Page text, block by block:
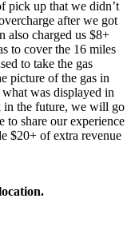
pick up that we didn’t
after we got
also charged us $8+
to cover the 16 miles
to take the gas
picture of the gas in
was displayed in
in the future, we will go
to share our experience
$20+ of extra revenue